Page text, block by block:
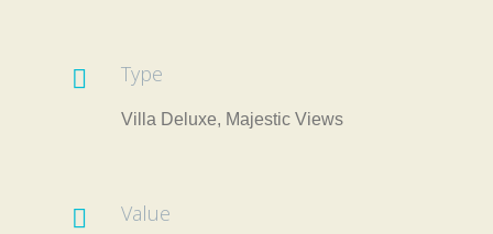
 Type
Villa Deluxe, Majestic Views
 Value